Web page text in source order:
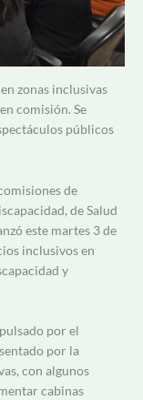
zonas inclusivas
comisión. Se
públicos
de
de Salud
este martes 3 de
inclusivos en
y
por el
por la
con algunos
cabinas